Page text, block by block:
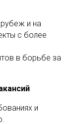
и на
с более
в борьбе за
и